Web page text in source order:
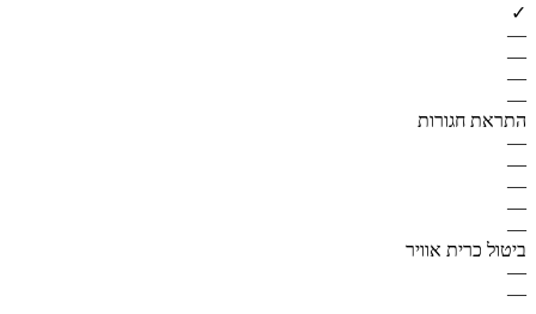
✓
—
—
—
—
התראת חגורות
—
—
—
—
—
ביטול כרית אוויר
—
—